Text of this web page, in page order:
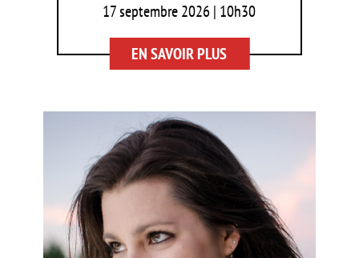
17 septembre 2026 | 10h30
EN SAVOIR PLUS